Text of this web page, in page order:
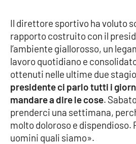
LaC TV
LaC Network
LaC OnAir
EDIZIONI
LOCALI
Il direttore sportivo ha voluto
rapporto costruito con il
l’ambiente giallorosso, un
lavoro quotidiano e
ottenuti nelle ultime due
presidente ci parlo tutti i
mandare a dire le cose.
prenderci una settimana,
molto doloroso e dispendioso.
uomini quali siamo».